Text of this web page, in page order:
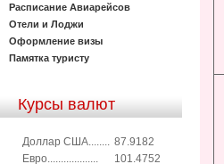
Расписание Авиарейсов
Отели и Лоджи
Оформление визы
Памятка туристу
Курсы валют
Доллар США........ 87.9182
Евро...................
101.4752